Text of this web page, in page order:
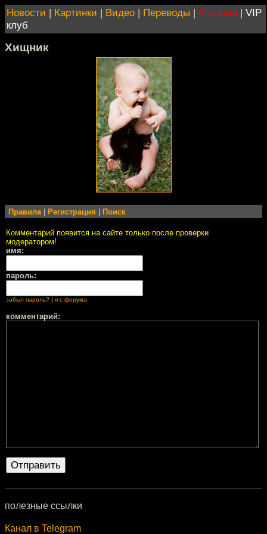
Новости | Картинки | Видео | Переводы | Магазин | VIP
клуб
Хищник
Правила Регистрация Поиск
Комментарий появится на сайте только после проверки
модератором!
имя:
пароль:
забыл пароль? | я с форума
комментарий:
полезные ссылки
Канал в Telegram